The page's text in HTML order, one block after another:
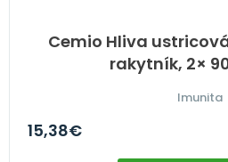
Cemio Hliva
rakytník, 2×
Imunita
15,38€